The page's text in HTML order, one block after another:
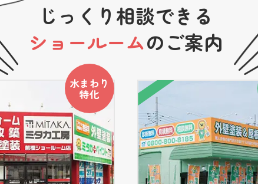
じっくり相談できる
ショールームのご案内
水まわり
特化